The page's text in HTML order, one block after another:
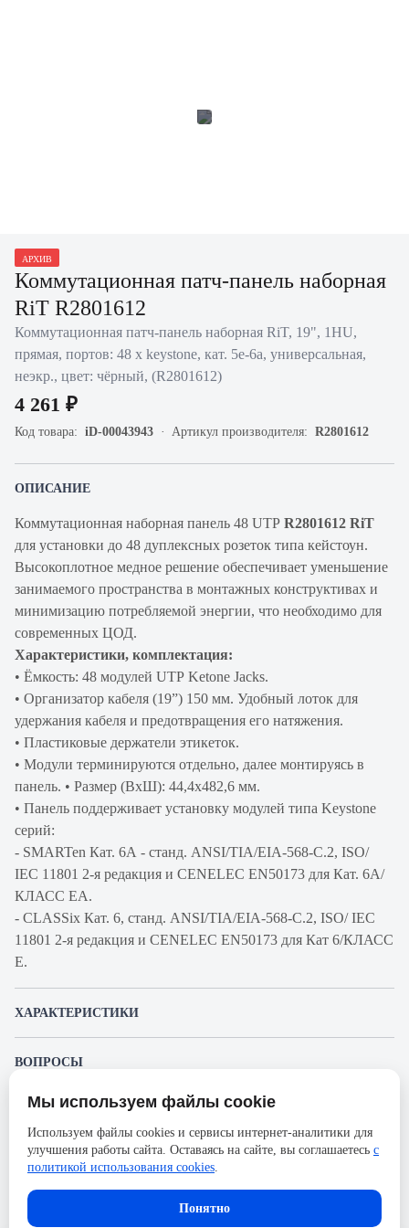
АРХИВ
Коммутационная патч-панель наборная
RiT R2801612
Коммутационная патч-панель наборная RiT, 19", 1HU,
прямая, портов: 48 х keystone, кат. 5е-6a, универсальная,
неэкр., цвет: чёрный, (R2801612)
4 261 ₽
Код товара: iD-00043943 Артикул производителя: R2801612
ОПИСАНИЕ
Коммутационная наборная панель 48 UTP R2801612 RiT
для установки до 48 дуплексных розеток типа кейстоун.
Высокоплотное медное решение обеспечивает уменьшение
занимаемого пространства в монтажных конструктивах и
минимизацию потребляемой энергии, что необходимо для
современных ЦОД.
Характеристики, комплектация:
• Ёмкость: 48 модулей UTP Ketone Jacks.
• Организатор кабеля (19”) 150 мм. Удобный лоток для
удержания кабеля и предотвращения его натяжения.
• Пластиковые держатели этикеток.
• Модули терминируются отдельно, далее монтируясь в
панель. • Размер (ВхШ): 44,4х482,6 мм.
• Панель поддерживает установку модулей типа Keystone
серий:
- SMARTen Кат. 6А - станд. ANSI/TIA/EIA-568-C.2, ISO/
IEC 11801 2-я редакция и CENELEC EN50173 для Кат. 6A/
КЛАСС EA.
- CLASSix Кат. 6, станд. ANSI/TIA/EIA-568-C.2, ISO/ IEC
11801 2-я редакция и CENELEC EN50173 для Кат 6/КЛАСС
E.
ХАРАКТЕРИСТИКИ
Производитель
RiT
Категория
5е-6a
Количество портов
48
Тип портов
keystone
ВОПРОСЫ
Задать вопрос о товаре
Пожалуйста,авторизуйтесь
Представленные изображения и характеристики могут отличаться от реального
внешнего вида товара. Комплектация также может быть изменена производителем
без предварительного уведомления. Компания АйДистрибьют не несёт
размещённым в карточке товара.
Мы используем файлы cookie
Используем файлы cookies и сервисы интернет-аналитики для
улучшения работы сайта. Оставаясь на сайте, вы соглашаетесь с
политикой использования cookies.
Понятно